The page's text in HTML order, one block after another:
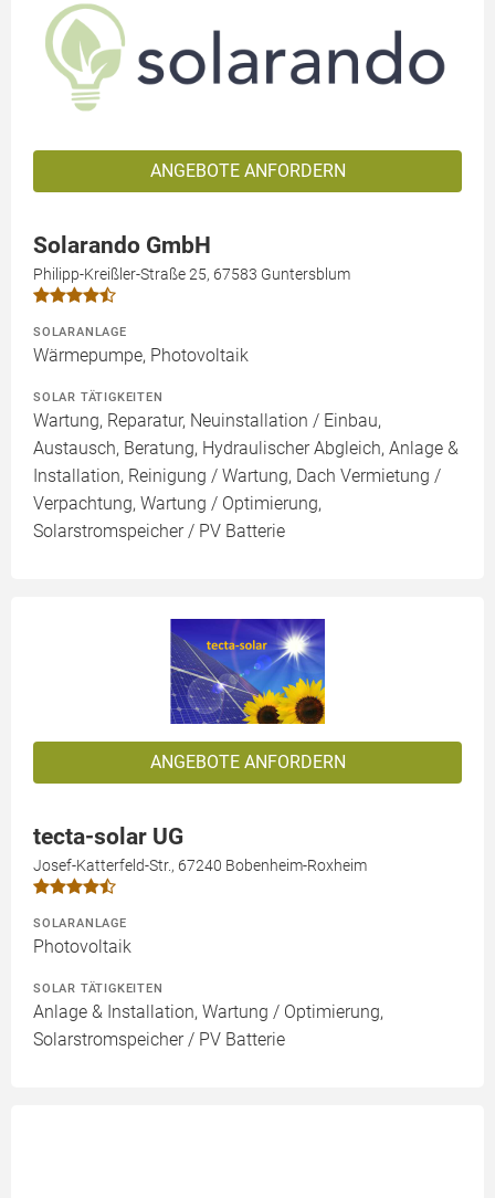
ANGEBOTE ANFORDERN
Solarando GmbH
Philipp-Kreißler-Straße 25, 67583 Guntersblum
SOLARANLAGE
Wärmepumpe, Photovoltaik
SOLAR TÄTIGKEITEN
Wartung, Reparatur, Neuinstallation / Einbau,
Austausch, Beratung, Hydraulischer Abgleich, Anlage &
Installation, Reinigung / Wartung, Dach Vermietung /
Verpachtung, Wartung / Optimierung,
Solarstromspeicher / PV Batterie
ANGEBOTE ANFORDERN
tecta-solar UG
Josef-Katterfeld-Str., 67240 Bobenheim-Roxheim
SOLARANLAGE
Photovoltaik
SOLAR TÄTIGKEITEN
Anlage & Installation, Wartung / Optimierung,
Solarstromspeicher / PV Batterie